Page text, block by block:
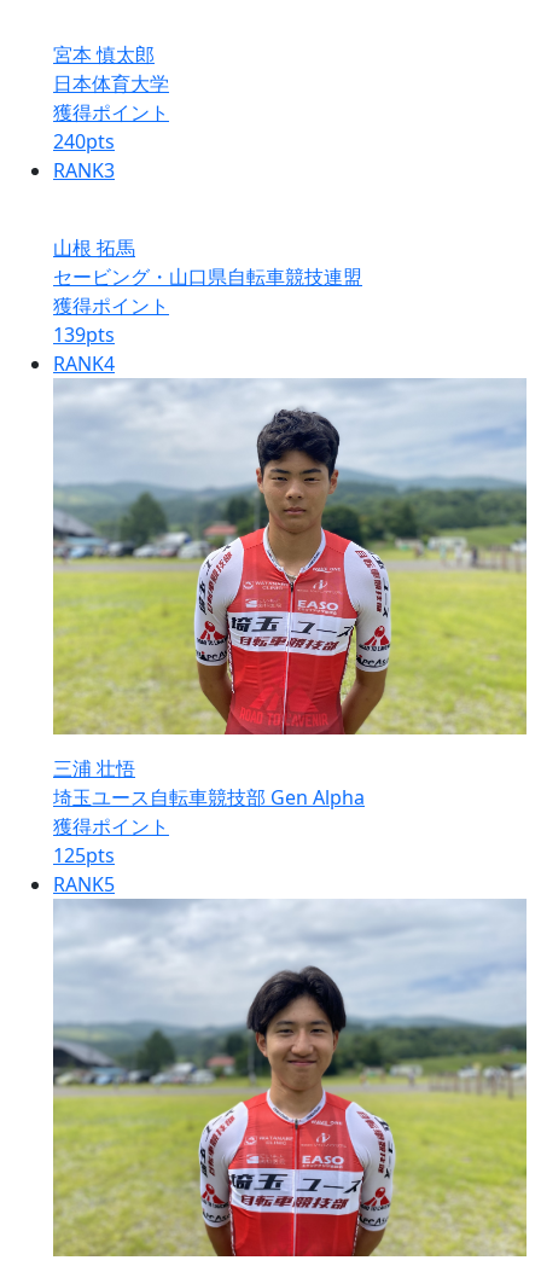
宮本 慎太郎
日本体育大学
獲得ポイント
240pts
RANK3
山根 拓馬
セービング・山口県自転車競技連盟
獲得ポイント
139pts
RANK4
三浦 壮悟
埼玉ユース自転車競技部 Gen Alpha
獲得ポイント
125pts
RANK5